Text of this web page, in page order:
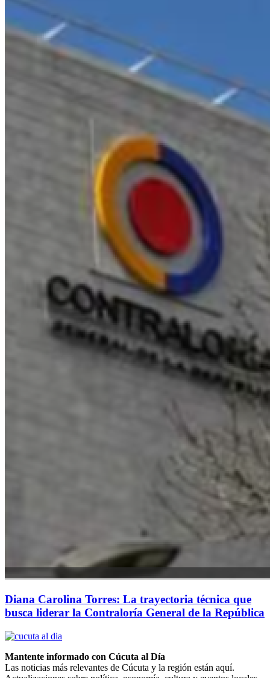
Diana Carolina Torres: La trayectoria técnica que
busca liderar la Contraloría General de la República
Mantente informado con Cúcuta al Día
Las noticias más relevantes de Cúcuta y la región están aquí.